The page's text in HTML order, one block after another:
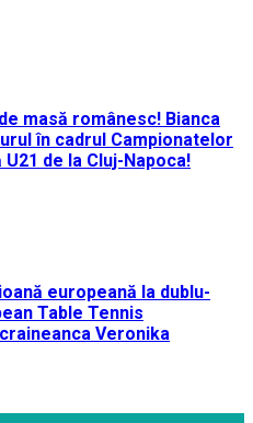
masă românesc! Bianca
în cadrul Campionatelor
de la Cluj-Napoca!
europeană la dublu-
Table Tennis
Veronika